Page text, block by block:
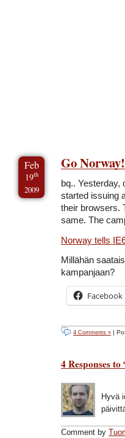
Feb
19th
2009
Go Norway!
bq.. Yesterday,
started issuing
their browsers.
same. The
Norway tells
Millähän
kampanjaan?
Facebook
4 Comments » |
4 Responses
Hyvä
Comment by